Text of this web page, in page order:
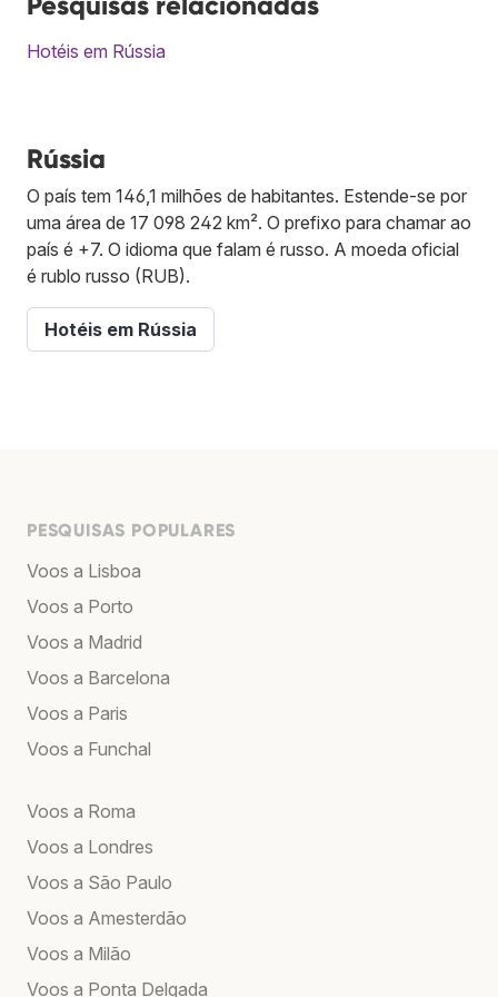
Hotéis em Rússia
Rússia
O país tem 146,1 milhões de habitantes. Estende-se por
uma área de 17 098 242 km². O prefixo para chamar ao
país é +7. O idioma que falam é russo. A moeda oficial
é rublo russo (RUB).
Hotéis em Rússia
PESQUISAS POPULARES
Voos a Lisboa
Voos a Porto
Voos a Madrid
Voos a Barcelona
Voos a Paris
Voos a Funchal
Voos a Roma
Voos a Londres
Voos a São Paulo
Voos a Amesterdão
Voos a Milão
Voos a Ponta Delgada